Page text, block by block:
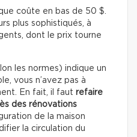
coûte en bas de 50 $.
plus sophistiqués, à
dont le prix tourne
les normes) indique un
vous n’avez pas à
En fait, il faut refaire
des rénovations
de la maison
la circulation du